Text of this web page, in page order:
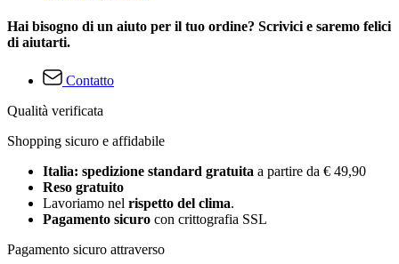
Hai bisogno di un aiuto per il tuo ordine? Scrivici e saremo felici
di aiutarti.
Contatto
Qualità verificata
Shopping sicuro e affidabile
Italia: spedizione standard gratuita a partire da € 49,90
Reso gratuito
Lavoriamo nel rispetto del clima.
Pagamento sicuro con crittografia SSL
Pagamento sicuro attraverso